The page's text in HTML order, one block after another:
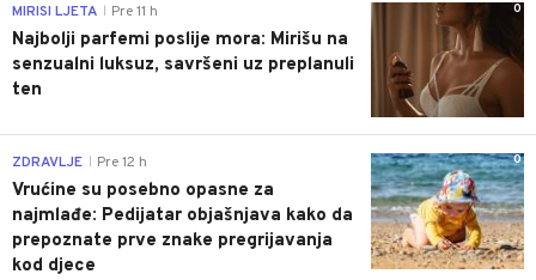
0
MIRISI LJETA Pre 11 h
Najbolji parfemi poslije mora: Mirišu na
senzualni luksuz, savršeni uz preplanuli
ten
0
ZDRAVLJE Pre 12 h
Vrućine su posebno opasne za
najmlađe: Pedijatar objašnjava kako da
prepoznate prve znake pregrijavanja
kod djece